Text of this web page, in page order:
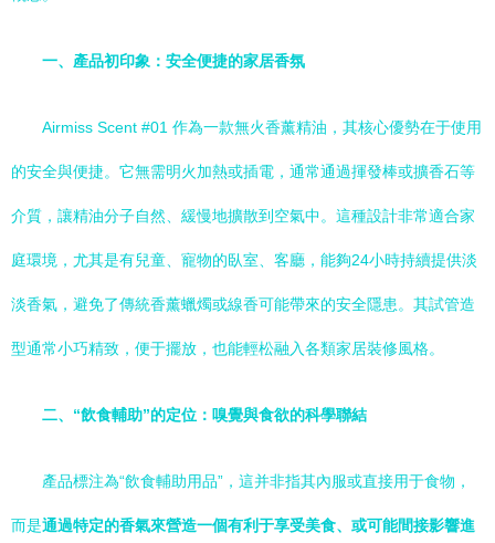
一、產品初印象：安全便捷的家居香氛
Airmiss Scent #01 作為一款無火香薰精油，其核心優勢在于使用
的安全與便捷。它無需明火加熱或插電，通常通過揮發棒或擴香石等
介質，讓精油分子自然、緩慢地擴散到空氣中。這種設計非常適合家
庭環境，尤其是有兒童、寵物的臥室、客廳，能夠24小時持續提供淡
淡香氣，避免了傳統香薰蠟燭或線香可能帶來的安全隱患。其試管造
型通常小巧精致，便于擺放，也能輕松融入各類家居裝修風格。
二、“飲食輔助”的定位：嗅覺與食欲的科學聯結
產品標注為“飲食輔助用品”，這并非指其內服或直接用于食物，
而是通過特定的香氣來營造一個有利于享受美食、或可能間接影響進